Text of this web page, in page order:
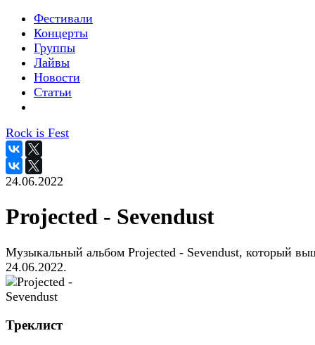
Фестивали
Концерты
Группы
Лайвы
Новости
Статьи
Rock is Fest
24.06.2022
Projected - Sevendust
Музыкальный альбом Projected - Sevendust, который
24.06.2022.
Треклист